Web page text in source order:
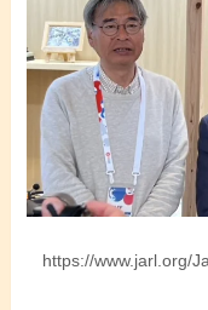
https://www.jarl.org/